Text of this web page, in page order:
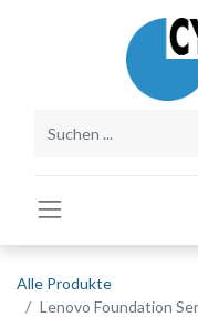
Alle Produkte
Lenovo Foundation